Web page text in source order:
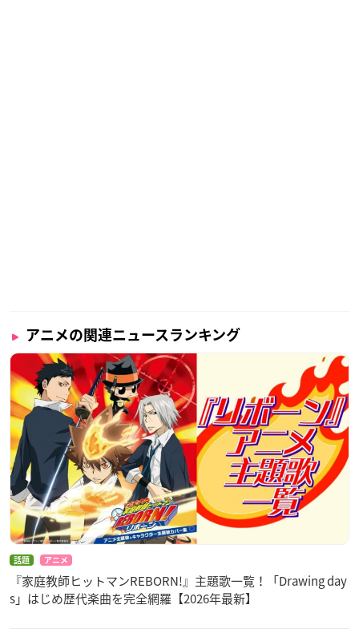
アニメの関連ニュースランキング
話題 アニメ
『家庭教師ヒットマンREBORN!』主題歌一覧！「Drawing day
s」はじめ歴代楽曲を完全網羅【2026年最新】